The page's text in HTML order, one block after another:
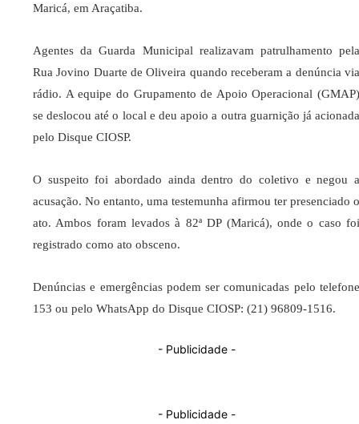
Maricá, em Araçatiba.
Agentes da Guarda Municipal realizavam patrulhamento pela
Rua Jovino Duarte de Oliveira quando receberam a denúncia via
rádio. A equipe do Grupamento de Apoio Operacional (GMAP)
se deslocou até o local e deu apoio a outra guarnição já acionada
pelo Disque CIOSP.
O suspeito foi abordado ainda dentro do coletivo e negou a
acusação. No entanto, uma testemunha afirmou ter presenciado o
ato. Ambos foram levados à 82ª DP (Maricá), onde o caso foi
registrado como ato obsceno.
Denúncias e emergências podem ser comunicadas pelo telefone
153 ou pelo WhatsApp do Disque CIOSP: (21) 96809-1516.
- Publicidade -
- Publicidade -